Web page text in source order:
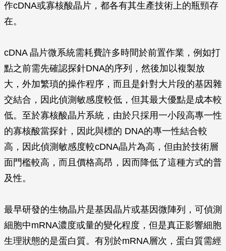
作cDNA或寡核酸晶片，都各有其生產技術上的瓶頸存
在。
cDNA 晶片微系統需耗費許多時間於前置作業，例如打
點之前需先確認探針DNA的序列，然後加以複製放
大，外加繁瑣的操作程序，而且是針對大片段的基因雜
交結合，因此偵測敏感度較低，但其最大優點是成本較
低。至於寡核酸晶片系統，由於只採用一小段高專一性
的寡核酸當探針，因此與標的 DNA的專一性結合較
高，因此偵測敏感度較cDNA晶片為高，但由於技術層
面門檻較高，而且價格高昂，因而降低了這種方式的普
及性。
最早研發的生物晶片是基因晶片或基因微陣列，可偵測
細胞中mRNA濃度或量的變化程度，但是真正影響細胞
生理狀態的是蛋白質。有別於mRNA層次，蛋白質需經